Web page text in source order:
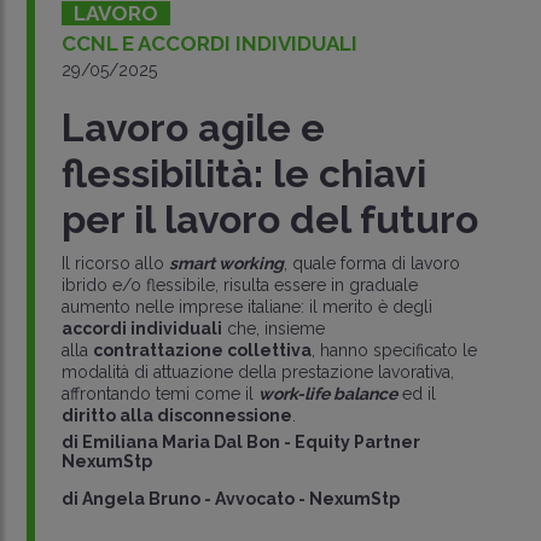
LAVORO
CCNL E ACCORDI INDIVIDUALI
29/05/2025
Lavoro agile e
flessibilità: le chiavi
per il lavoro del futuro
Il ricorso allo smart working, quale forma di lavoro
ibrido e/o flessibile, risulta essere in graduale
aumento nelle imprese italiane: il merito è degli
accordi individuali che, insieme
alla contrattazione collettiva, hanno specificato le
modalità di attuazione della prestazione lavorativa,
affrontando temi come il
work-life balanceed il
diritto alla disconnessione
di Emiliana Maria Dal Bon - Equity Partner
NexumStp
di Angela Bruno - Avvocato - NexumStp